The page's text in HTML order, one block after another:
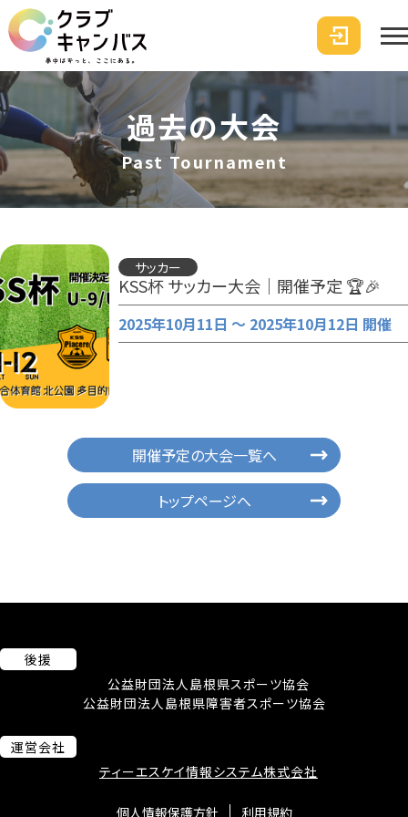
過去の大会
Past Tournament
サッカー
KSS杯 サッカー大会｜開催予定 🏆🎉
2025年10月11日 ～ 2025年10月12日 開催
開催予定の大会一覧へ
トップページへ
後援
公益財団法人島根県スポーツ協会
公益財団法人島根県障害者スポーツ協会
運営会社
ティーエスケイ情報システム株式会社
個人情報保護方針 利用規約